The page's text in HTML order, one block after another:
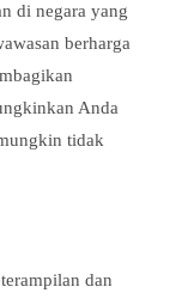
di negara yang
berharga
Anda
tidak
dan